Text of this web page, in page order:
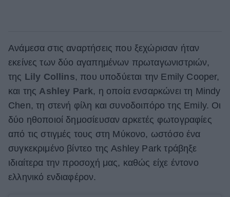
Ανάμεσα στις αναρτήσεις που ξεχώρισαν ήταν
εκείνες των δύο αγαπημένων πρωταγωνιστριών,
της Lily Collins, που υποδύεται την Emily Cooper,
και της Ashley Park, η οποία ενσαρκώνει τη Mindy
Chen, τη στενή φίλη και συνοδοιπόρο της Emily. Οι
δύο ηθοποιοί δημοσίευσαν αρκετές φωτογραφίες
από τις στιγμές τους στη Μύκονο, ωστόσο ένα
συγκεκριμένο βίντεο της Ashley Park τράβηξε
ιδιαίτερα την προσοχή μας, καθώς είχε έντονο
ελληνικό ενδιαφέρον.